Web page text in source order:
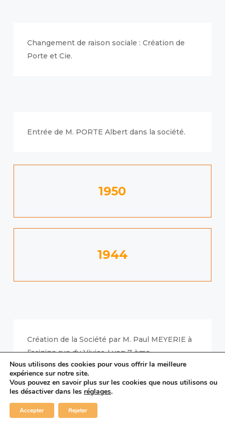
Changement de raison sociale : Création de
Porte et Cie.
Entrée de M. PORTE Albert dans la société.
1950
1944
Création de la Société par M. Paul MEYERIE à
l’origine rue du Vivier, Lyon 7 ème.
Activité : Chauffage sanitaire et petit atelier de
tôlerie.
Nous utilisons des cookies pour vous offrir la meilleure
expérience sur notre site.
Vous pouvez en savoir plus sur les cookies que nous utilisons ou
les désactiver dans les réglages.
Accepter Rejeter